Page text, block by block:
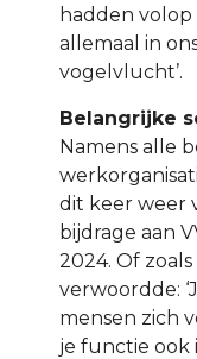
hadden
allemaal in
vogelvlucht’.
Belangrijke
Namens alle
dit keer weer
bijdrage aan
2024. Of
verwoordde:
mensen zich
je functie ook